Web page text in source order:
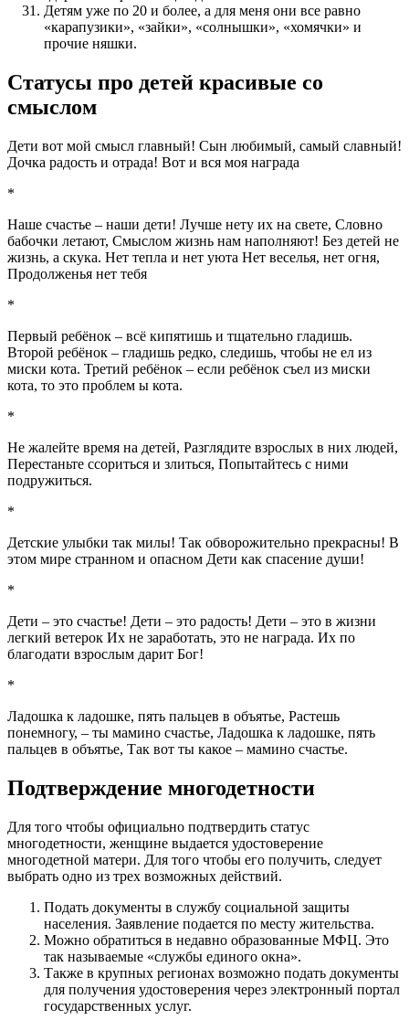
Детям уже по 20 и более, а для меня они все равно
«карапузики», «зайки», «солнышки», «хомячки» и
прочие няшки.
Статусы про детей красивые со
смыслом
Дети вот мой смысл главный! Сын любимый, самый славный!
Дочка радость и отрада! Вот и вся моя награда
*
Наше счастье – наши дети! Лучше нету их на свете, Словно
бабочки летают, Смыслом жизнь нам наполняют! Без детей не
жизнь, а скука. Нет тепла и нет уюта Нет веселья, нет огня,
Продолженья нет тебя
*
Первый ребёнок – всё кипятишь и тщательно гладишь.
Второй ребёнок – гладишь редко, следишь, чтобы не ел из
миски кота. Третий ребёнок – если ребёнок съел из миски
кота, то это проблем ы кота.
*
Не жалейте время на детей, Разглядите взрослых в них людей,
Перестаньте ссориться и злиться, Попытайтесь с ними
подружиться.
*
Детские улыбки так милы! Так обворожительно прекрасны! В
этом мире странном и опасном Дети как спасение души!
*
Дети – это счастье! Дети – это радость! Дети – это в жизни
легкий ветерок Их не заработать, это не награда. Их по
благодати взрослым дарит Бог!
*
Ладошка к ладошке, пять пальцев в объятье, Растешь
понемногу, – ты мамино счастье, Ладошка к ладошке, пять
пальцев в объятье, Так вот ты какое – мамино счастье.
Подтверждение многодетности
Для того чтобы официально подтвердить статус
многодетности, женщине выдается удостоверение
многодетной матери. Для того чтобы его получить, следует
выбрать одно из трех возможных действий.
Подать документы в службу социальной защиты
населения. Заявление подается по месту жительства.
Можно обратиться в недавно образованные МФЦ. Это
так называемые «службы единого окна».
Также в крупных регионах возможно подать документы
для получения удостоверения через электронный портал
государственных услуг.